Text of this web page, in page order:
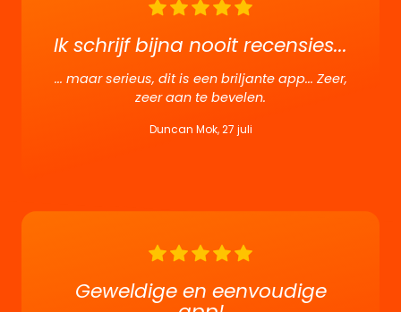
Ik schrijf bijna nooit recensies...
... maar serieus, dit is een briljante app... Zeer,
zeer aan te bevelen.
Duncan Mok, 27 juli
Geweldige en eenvoudige